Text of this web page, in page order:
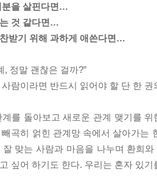
분을 살핀다면…
것 같다면…
받기 위해 과하게 애쓴다면…
, 정말 괜찮은 걸까?”
람이라면 반드시 읽어야 할 단 한 권
계를 돌아보고 새로운 관계 맺기를
곡히 얽힌 관계망 속에서 살아가는
맞는 사람과 마음을 나누며 환희
싶어 하기도 한다. 우리는 혼자 있